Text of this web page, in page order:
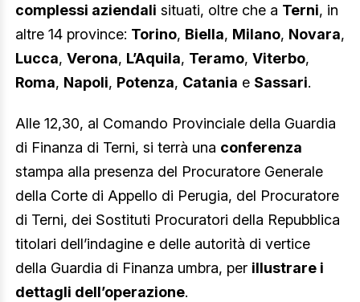
complessi aziendali situati, oltre che a Terni, in
altre 14 province: Torino, Biella, Milano, Novara,
Lucca, Verona, L’Aquila, Teramo, Viterbo,
Roma, Napoli, Potenza, Catania e Sassari.
Alle 12,30, al Comando Provinciale della Guardia
di Finanza di Terni, si terrà una conferenza
stampa alla presenza del Procuratore Generale
della Corte di Appello di Perugia, del Procuratore
di Terni, dei Sostituti Procuratori della Repubblica
titolari dell’indagine e delle autorità di vertice
della Guardia di Finanza umbra, per illustrare i
dettagli dell’operazione.